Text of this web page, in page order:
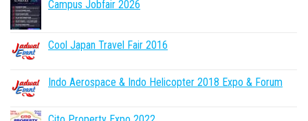
Campus Jobfair 2026
Cool Japan Travel Fair 2016
Indo Aerospace & Indo Helicopter 2018 Expo & Forum